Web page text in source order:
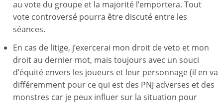
au vote du groupe et la majorité l’emportera. Tout
vote controversé pourra être discuté entre les
séances.
En cas de litige, j’exercerai mon droit de veto et mon
droit au dernier mot, mais toujours avec un souci
d’équité envers les joueurs et leur personnage (il en va
différemment pour ce qui est des PNJ adverses et des
monstres car je peux influer sur la situation pour